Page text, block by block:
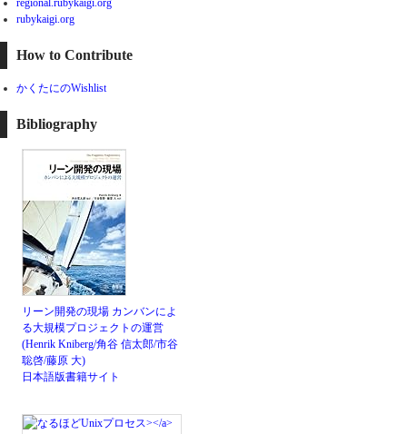
rubykaigi.org
How to Contribute
かくたにのWishlist
Bibliography
リーン開発の現場 カンバンによ
る大規模プロジェクトの運営
(Henrik Kniberg/角谷 信太郎/市谷
聡啓/藤原 大)
日本語版書籍サイト